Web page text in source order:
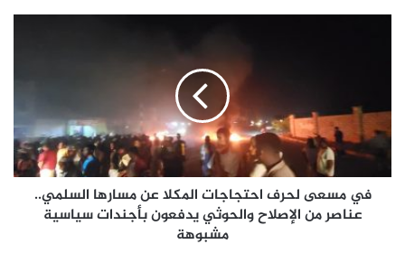
المنصورة
عن
مسارها
السلمي..
عناصر
الإصلاح
في مسعى لحرف احتجاجات المكلا عن مسارها السلمي..
عناصر من الإصلاح والحوثي يدفعون بأجندات سياسية
مشبوهة